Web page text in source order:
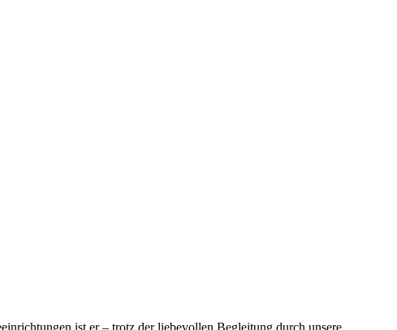
ist er – trotz der liebevollen Begleitung durch unsere